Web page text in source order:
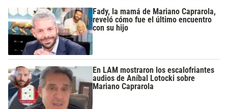
Fady, la mamá de Mariano Caprarola,
reveló cómo fue el último encuentro
con su hijo
En LAM mostraron los escalofriantes
audios de Aníbal Lotocki sobre
Mariano Caprarola